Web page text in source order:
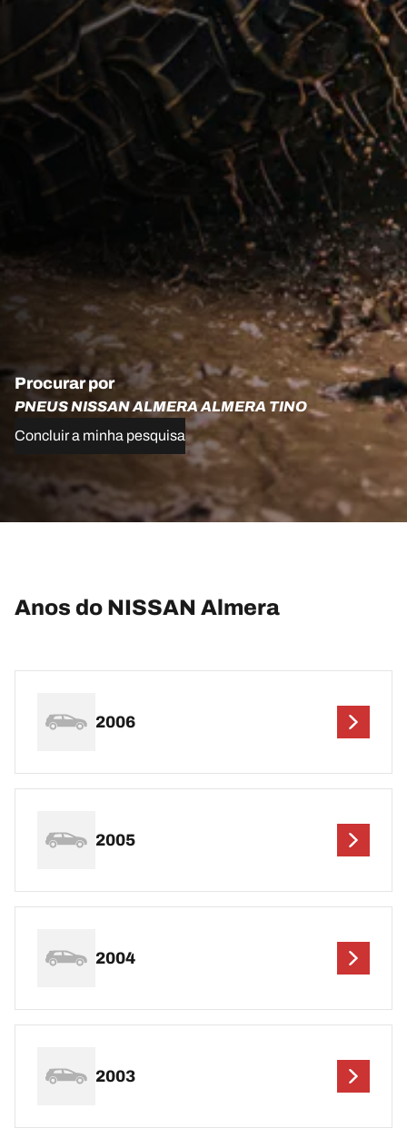
Procurar por
PNEUS NISSAN ALMERA ALMERA TINO
Concluir a minha pesquisa
Anos do NISSAN Almera
2006
2005
2004
2003